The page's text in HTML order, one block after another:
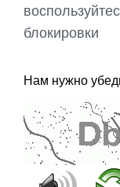
блокировки
Нам нужно